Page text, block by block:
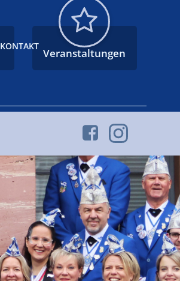
KONTAKT
Veranstaltungen